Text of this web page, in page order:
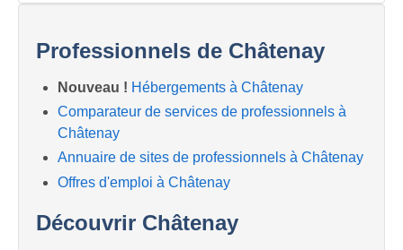
Professionnels de Châtenay
Nouveau ! Hébergements à Châtenay
Comparateur de services de professionnels à
Châtenay
Annuaire de sites de professionnels à Châtenay
Offres d'emploi à Châtenay
Découvrir Châtenay